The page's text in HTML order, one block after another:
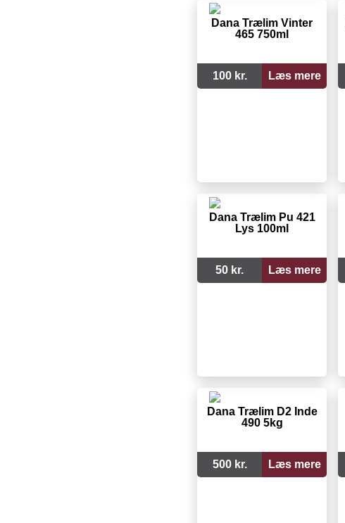
Dana Trælim Vinter
465 750ml
100 kr. Læs mere
Dana Trælim Pu 421
Lys 100ml
50 kr. Læs mere
Dana Trælim D2 Inde
490 5kg
500 kr. Læs mere